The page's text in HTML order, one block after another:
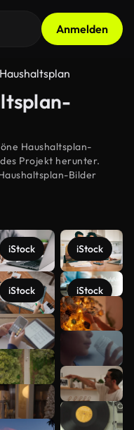
Anmelden
Haushaltsplan
Haushaltsplan-
Projekt herunter.
Bilder
iStock
iStock
iStock
iStock
Mehr
anzeigen